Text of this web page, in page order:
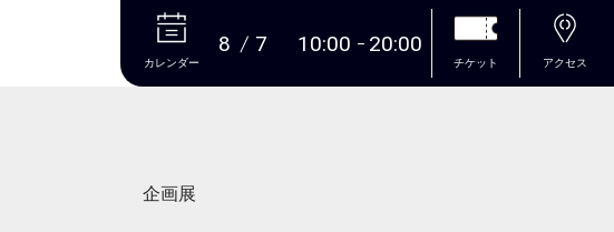
本文へ
カレンダー
8 7 10:00 20:00
チケット アクセス
企画展